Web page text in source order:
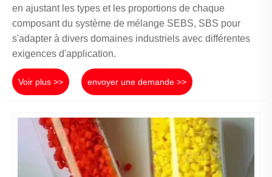
en ajustant les types et les proportions de chaque
composant du système de mélange SEBS, SBS pour
s'adapter à divers domaines industriels avec différentes
exigences d'application.
Voir plus >> envoyer une demande >>